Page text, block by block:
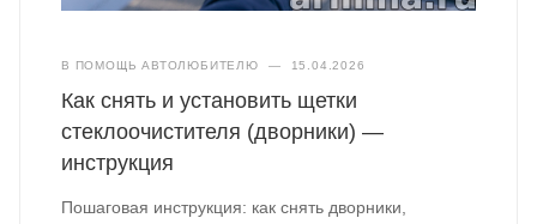
В ПОМОЩЬ АВТОЛЮБИТЕЛЮ — 15.04.2026
Как снять и установить щетки
стеклоочистителя (дворники) —
инструкция
Пошаговая инструкция: как снять дворники,